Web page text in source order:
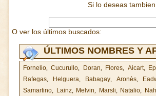
Si lo deseas
O ver los últimos buscados:
ÚLTIMOS NOMBRES Y
Fornelio,Cucurullo, Doran, Flores, Aicart,
Rafegas, Helguera, Babagay, Aronès,
Samartino, Lainz, Melvin, Marsli, Natalio,